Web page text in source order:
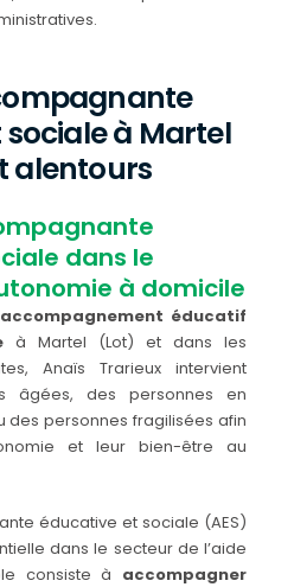
à Martel
alentours
dans le
à domicile
accompagnement éducatif
à Martel (Lot) et dans les
Anaïs Trarieux intervient
âgées, des personnes en
des personnes fragilisées afin
et leur bien-être au
éducative et sociale (AES)
dans le secteur de l’aide
consiste à accompagner